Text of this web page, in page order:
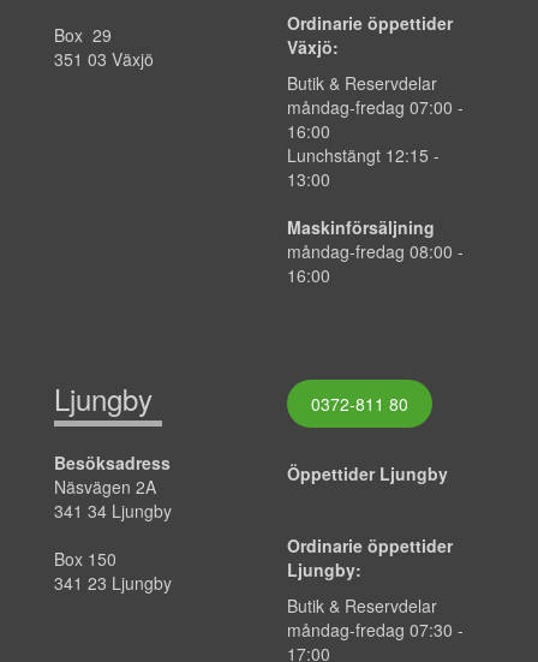
Box 29
351 03 Växjö
Ordinarie öppettider
Växjö:
Butik & Reservdelar
måndag-fredag 07:00 -
16:00
Lunchstängt 12:15 -
13:00
Maskinförsäljning
måndag-fredag 08:00 -
16:00
Ljungby
Besöksadress
Näsvägen 2A
341 34 Ljungby
Box 150
341 23 Ljungby
0372-811 80
Öppettider Ljungby
Ordinarie öppettider
Ljungby:
Butik & Reservdelar
måndag-fredag 07:30 -
17:00